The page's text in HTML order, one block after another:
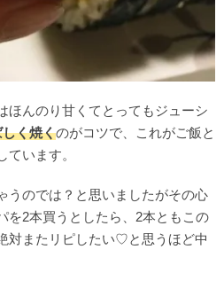
ほんのり甘くてとってもジューシ
く焼くのがコツで、これがご飯と
います。
うのでは？と思いましたがその心
を2本買うとしたら、2本ともこの
対またリピしたい♡と思うほど中